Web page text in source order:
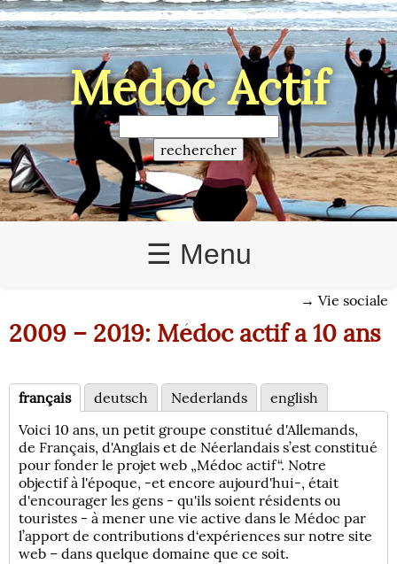
Médoc Actif
☰ Menu
→ Vie sociale
2009 – 2019: Médoc actif a 10 ans
français deutsch Nederlands
english
Voici 10 ans, un petit groupe constitué d'Allemands,
de Français, d'Anglais et de Néerlandais s’est constitué
pour fonder le projet web „Médoc actif“. Notre
objectif à l'époque, -et encore aujourd'hui-, était
d'encourager les gens - qu'ils soient résidents ou
touristes - à mener une vie active dans le Médoc par
l’apport de contributions d‘expériences sur notre site
web – dans quelque domaine que ce soit.